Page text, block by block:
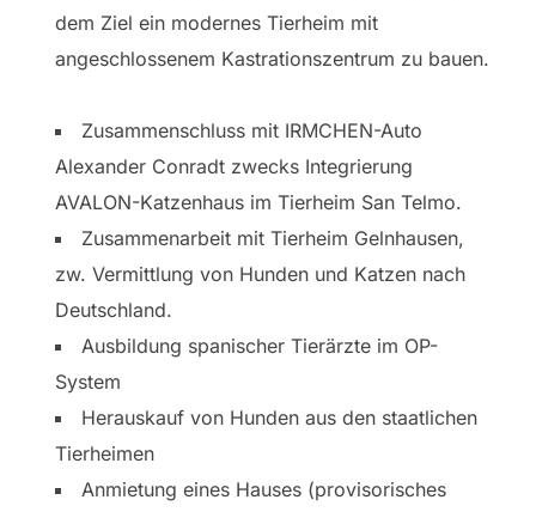
dem Ziel ein modernes Tierheim mit
angeschlossenem Kastrationszentrum zu bauen.
Zusammenschluss mit IRMCHEN-Auto
Alexander Conradt zwecks Integrierung
AVALON-Katzenhaus im Tierheim San Telmo.
Zusammenarbeit mit Tierheim Gelnhausen,
zw. Vermittlung von Hunden und Katzen nach
Deutschland.
Ausbildung spanischer Tierärzte im OP-
System
Herauskauf von Hunden aus den staatlichen
Tierheimen
Anmietung eines Hauses (provisorisches